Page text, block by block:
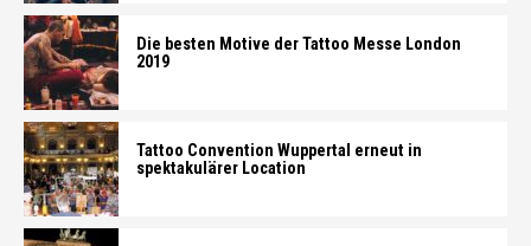
Die besten Motive der Tattoo Messe London
2019
Tattoo Convention Wuppertal erneut in
spektakulärer Location